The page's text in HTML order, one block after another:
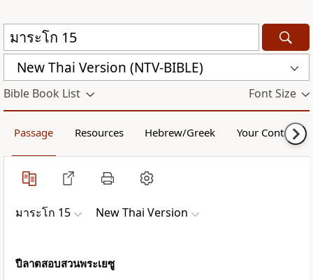
New Thai Version (NTV-BIBLE)
Bible Book List Font Size
Passage Resources Hebrew/Greek Your Content
มาระโก 15 New Thai Version
ปีลาตสอบสวนพระเยซู